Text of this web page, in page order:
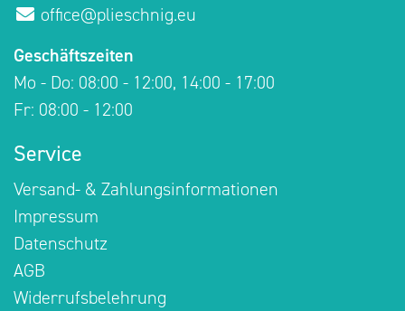
office@plieschnig.eu
Geschäftszeiten
Mo - Do: 08:00 - 12:00, 14:00 - 17:00
Fr: 08:00 - 12:00
Service
Versand- & Zahlungsinformationen
Impressum
Datenschutz
AGB
Widerrufsbelehrung